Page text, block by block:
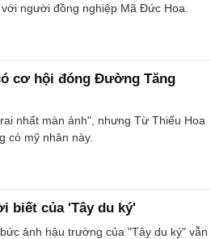
người đồng nghiệp Mã Đức Hoa.
cơ hội đóng Đường Tăng
nhất màn ảnh", nhưng Từ Thiếu Hoa
có mỹ nhân này.
biết của 'Tây du ký'
ảnh hậu trường của "Tây du ký" vẫn